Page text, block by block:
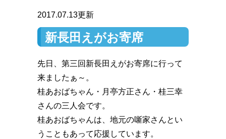
2017.07.13更新
新長田えがお寄席
先日、第三回新長田えがお寄席に行って
来ましたぁ～。
桂あおばちゃん・月亭方正さん・桂三幸
さんの三人会です。
桂あおばちゃんは、地元の噺家さんとい
うこともあって応援しています。